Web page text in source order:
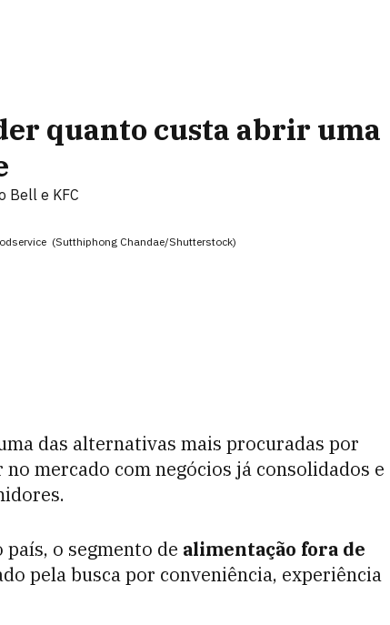
quanto custa abrir uma
Bell e KFC
(Sutthiphong Chandae/Shutterstock)
das alternativas mais procuradas por
mercado com negócios já consolidados e
país, o segmento de alimentação fora de
pela busca por conveniência, experiência